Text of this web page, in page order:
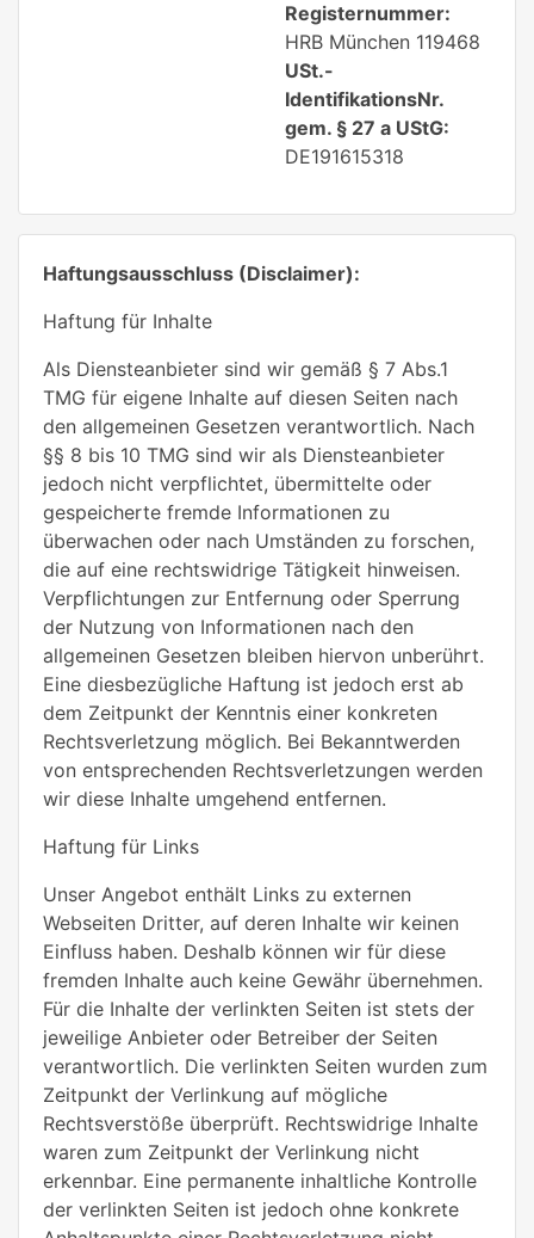
Registernummer:
HRB München 119468
USt.-
IdentifikationsNr.
gem. § 27 a UStG:
DE191615318
Haftungsausschluss (Disclaimer):
Haftung für Inhalte
Als Diensteanbieter sind wir gemäß § 7 Abs.1
TMG für eigene Inhalte auf diesen Seiten nach
den allgemeinen Gesetzen verantwortlich. Nach
§§ 8 bis 10 TMG sind wir als Diensteanbieter
jedoch nicht verpflichtet, übermittelte oder
gespeicherte fremde Informationen zu
überwachen oder nach Umständen zu forschen,
die auf eine rechtswidrige Tätigkeit hinweisen.
Verpflichtungen zur Entfernung oder Sperrung
der Nutzung von Informationen nach den
allgemeinen Gesetzen bleiben hiervon unberührt.
Eine diesbezügliche Haftung ist jedoch erst ab
dem Zeitpunkt der Kenntnis einer konkreten
Rechtsverletzung möglich. Bei Bekanntwerden
von entsprechenden Rechtsverletzungen werden
wir diese Inhalte umgehend entfernen.
Haftung für Links
Unser Angebot enthält Links zu externen
Webseiten Dritter, auf deren Inhalte wir keinen
Einfluss haben. Deshalb können wir für diese
fremden Inhalte auch keine Gewähr übernehmen.
Für die Inhalte der verlinkten Seiten ist stets der
jeweilige Anbieter oder Betreiber der Seiten
verantwortlich. Die verlinkten Seiten wurden zum
Zeitpunkt der Verlinkung auf mögliche
Rechtsverstöße überprüft. Rechtswidrige Inhalte
waren zum Zeitpunkt der Verlinkung nicht
erkennbar. Eine permanente inhaltliche Kontrolle
der verlinkten Seiten ist jedoch ohne konkrete